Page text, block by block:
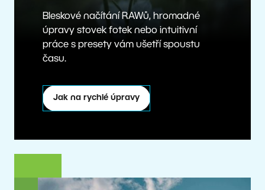
Bleskové načítání RAWů, hromadné
úpravy stovek fotek nebo intuitivní
práce s presety vám ušetří spoustu
času.
Jak na rychlé úpravy